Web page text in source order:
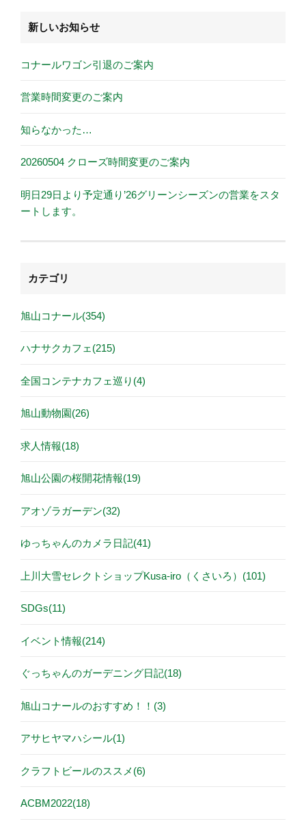
新しいお知らせ
コナールワゴン引退のご案内
営業時間変更のご案内
知らなかった…
20260504 クローズ時間変更のご案内
明日29日より予定通り’26グリーンシーズンの営業をスタ
ートします。
カテゴリ
旭山コナール(354)
ハナサクカフェ(215)
全国コンテナカフェ巡り(4)
旭山動物園(26)
求人情報(18)
旭山公園の桜開花情報(19)
アオゾラガーデン(32)
ゆっちゃんのカメラ日記(41)
上川大雪セレクトショップKusa-iro（くさいろ）(101)
SDGs(11)
イベント情報(214)
ぐっちゃんのガーデニング日記(18)
旭山コナールのおすすめ！！(3)
アサヒヤマハシール(1)
クラフトビールのススメ(6)
ACBM2022(18)